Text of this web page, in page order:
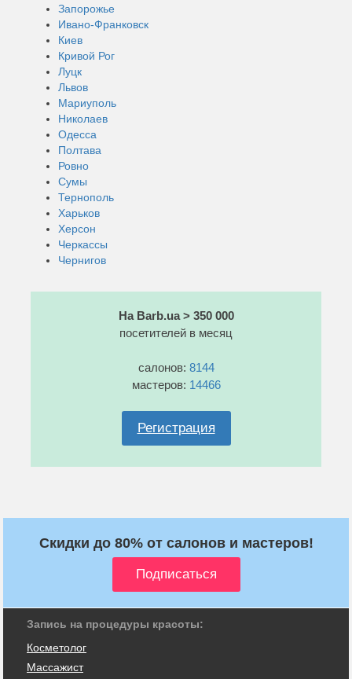
Запорожье
Ивано-Франковск
Киев
Кривой Рог
Луцк
Львов
Мариуполь
Николаев
Одесса
Полтава
Ровно
Сумы
Тернополь
Харьков
Херсон
Черкассы
Чернигов
На Barb.ua > 350 000
посетителей в месяц
салонов: 8144
мастеров: 14466
Регистрация
Скидки до 80% от салонов и мастеров!
Запись на процедуры красоты:
Косметолог
Массажист